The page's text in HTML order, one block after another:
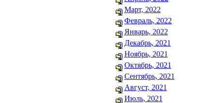
Март, 2022
Февраль, 2022
Январь, 2022
Декабрь, 2021
Ноябрь, 2021
Октябрь, 2021
Сентябрь, 2021
Август, 2021
Июль, 2021